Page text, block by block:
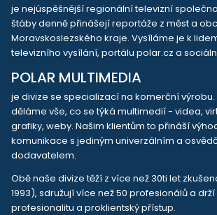
je nejúspěšnější regionální televizní
štáby denně přinášejí reportáže z měst a
Moravskoslezského kraje. Vysíláme je k
televizního vysílání, portálu polar.cz a
POLAR MULTIMEDIA
je divize se specializací na komerční
děláme vše, co se týká multimedií - videa,
grafiky, weby. Našim klientům to přináší
komunikace s jediným univerzálním a
dodavatelem.
Obě naše divize těží z více než 30ti let
1993), sdružují více než 50 profesionálů a
profesionalitu a proklientský přístup.